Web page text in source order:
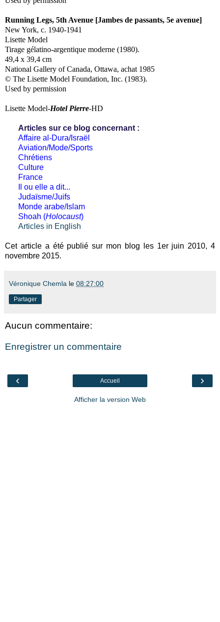
Running Legs, 5th Avenue [Jambes de passants, 5e avenue]
New York, c. 1940-1941
Lisette Model
Tirage gélatino-argentique moderne (1980).
49,4 x 39,4 cm
National Gallery of Canada, Ottawa, achat 1985
© The Lisette Model Foundation, Inc. (1983).
Used by permission
Lisette Model-Hotel Pierre-HD
Articles sur ce blog concernant :
Affaire al-Dura/Israël
Aviation/Mode/Sports
Chrétiens
Culture
France
Il ou elle a dit...
Judaïsme/Juifs
Monde arabe/Islam
Shoah (Holocaust)
Articles in English
Cet article a été publié sur mon blog les 1er juin 2010, 4
novembre 2015.
Véronique Chemla le 08:27:00
Partager
Aucun commentaire:
Enregistrer un commentaire
‹ ›
Accueil
Afficher la version Web